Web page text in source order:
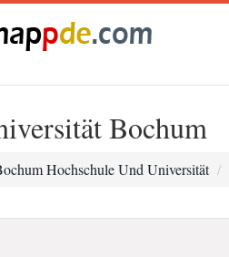
Bochum
Hochschule Und Universität